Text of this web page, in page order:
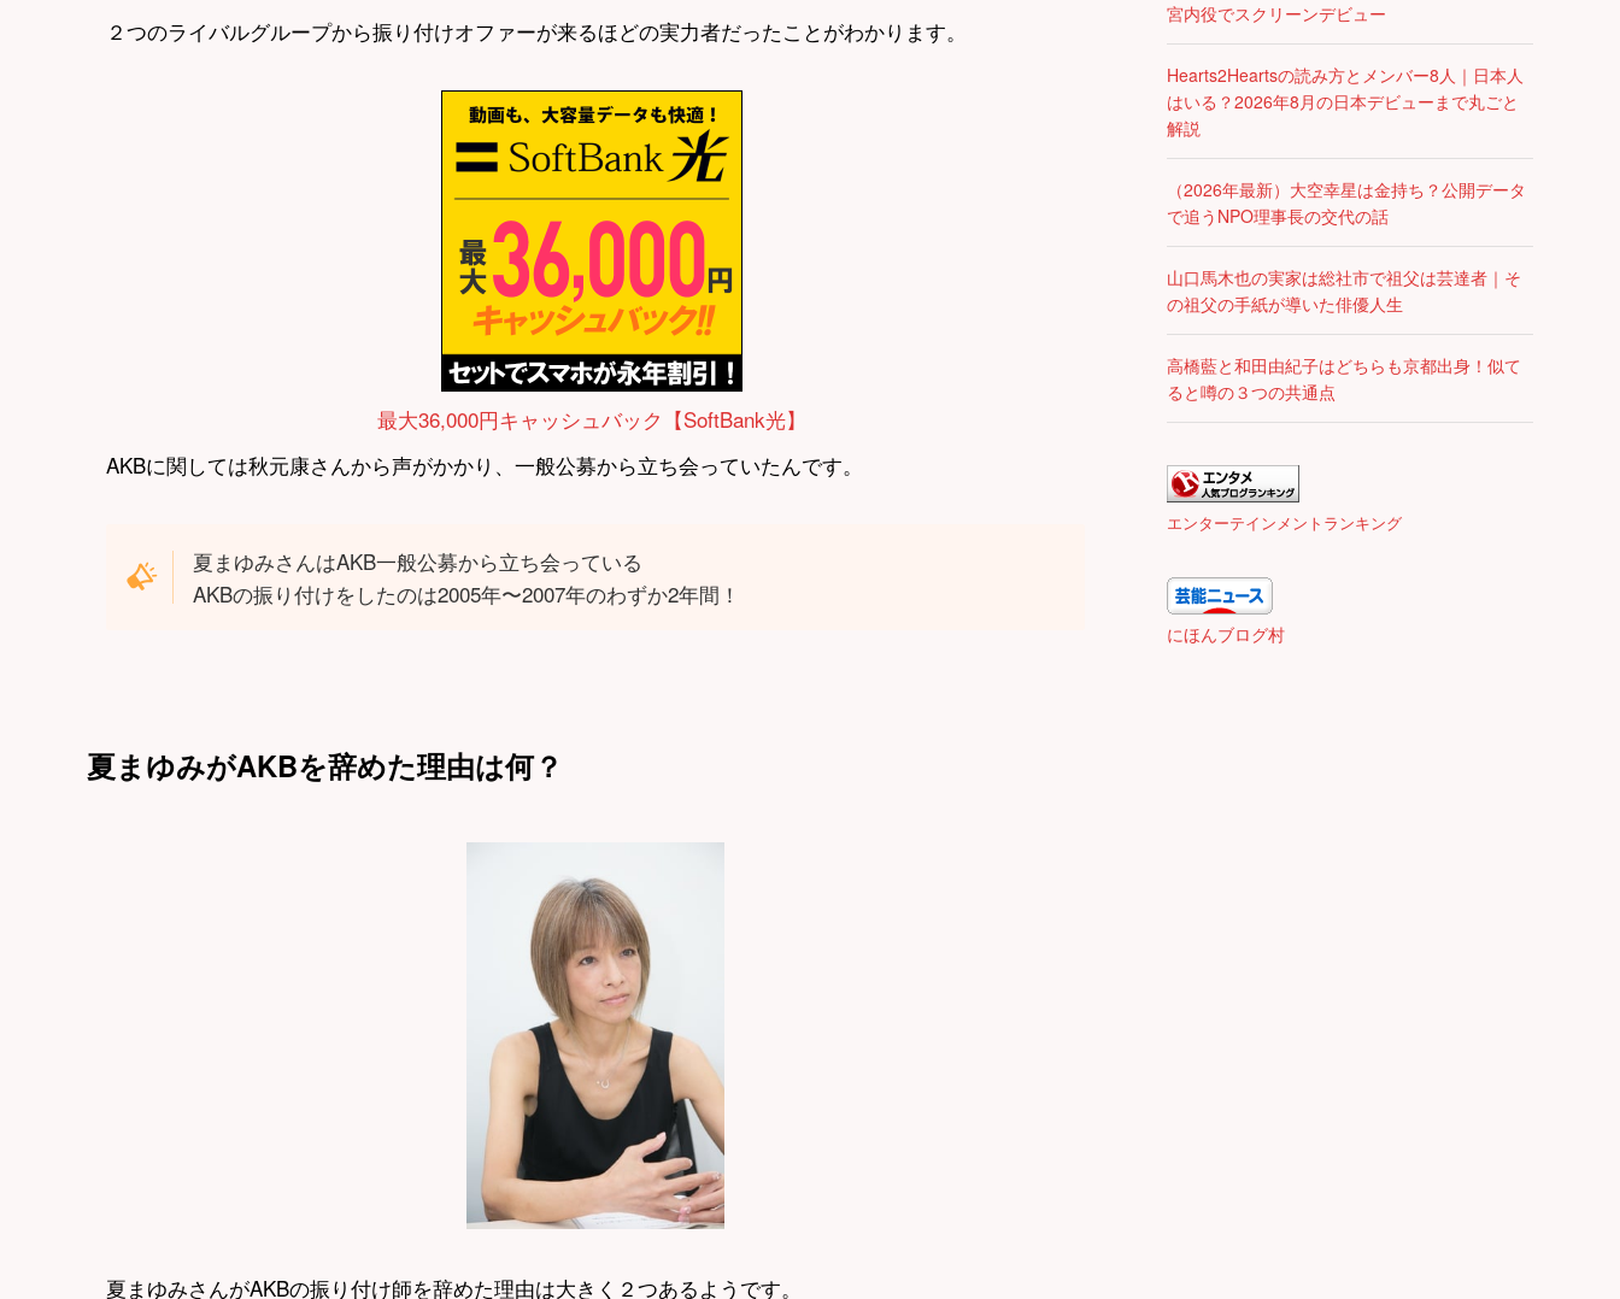
２つのライバルグループから振り付けオファーが来るほどの実力者だったことがわかります。
最大36,000円キャッシュバック【SoftBank光】
AKBに関しては秋元康さんから声がかかり、一般公募から立ち会っていたんです。
夏まゆみさんはAKB一般公募から立ち会っている
AKBの振り付けをしたのは2005年〜2007年のわずか2年間！
夏まゆみがAKBを辞めた理由は何？
夏まゆみさんがAKBの振り付け師を辞めた理由は大きく２つあるようです。
宮内役でスクリーンデビュー
Hearts2Heartsの読み方とメンバー8人｜日本人
はいる？2026年8月の日本デビューまで丸ごと
解説
（2026年最新）大空幸星は金持ち？公開データ
で追うNPO理事長の交代の話
山口馬木也の実家は総社市で祖父は芸達者｜そ
の祖父の手紙が導いた俳優人生
高橋藍と和田由紀子はどちらも京都出身！似て
ると噂の３つの共通点
エンターテインメントランキング
にほんブログ村